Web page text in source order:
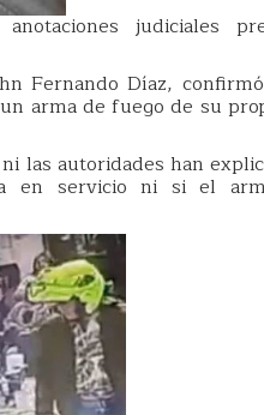
judiciales
Fernando Díaz,
arma de fuego de su
las autoridades han
en servicio ni si el